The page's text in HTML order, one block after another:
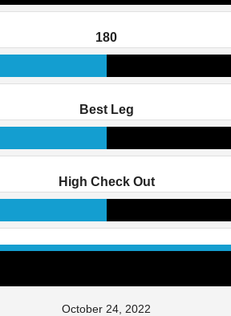
180
Best Leg
High Check Out
October 24, 2022